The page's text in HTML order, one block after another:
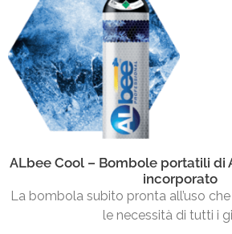
ALbee Cool – Bombole portatili di
incorporato
La bombola subito pronta all’uso
le necessità di tutti i